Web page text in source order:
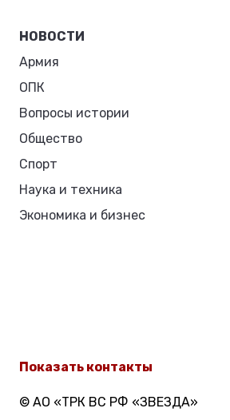
НОВОСТИ
Армия
ОПК
Вопросы истории
Общество
Спорт
Наука и техника
Экономика и бизнес
Показать контакты
© АО «ТРК ВС РФ «ЗВЕЗДА»